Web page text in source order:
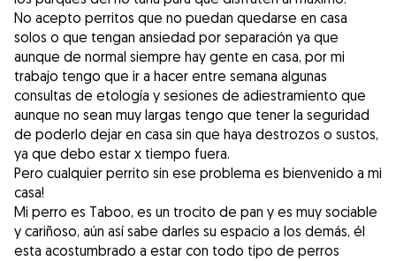
No acepto perritos que no puedan quedarse en casa
solos o que tengan ansiedad por separación ya que
aunque de normal siempre hay gente en casa, por mi
trabajo tengo que ir a hacer entre semana algunas
consultas de etología y sesiones de adiestramiento que
aunque no sean muy largas tengo que tener la seguridad
de poderlo dejar en casa sin que haya destrozos o sustos,
ya que debo estar x tiempo fuera.
Pero cualquier perrito sin ese problema es bienvenido a mi
casa!
Mi perro es Taboo, es un trocito de pan y es muy sociable
y cariñoso, aún así sabe darles su espacio a los demás, él
esta acostumbrado a estar con todo tipo de perros